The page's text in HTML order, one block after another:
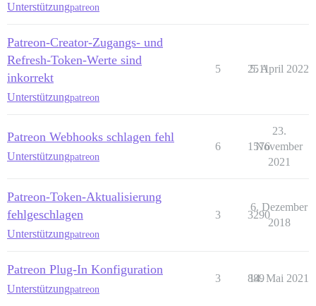
Unterstützungpatreon
Patreon-Creator-Zugangs- und
Refresh-Token-Werte sind
inkorrekt
Unterstützungpatreon
5 2511
5. April 2022
Patreon Webhooks schlagen fehl
Unterstützungpatreon
6 1576
23.
November
2021
Patreon-Token-Aktualisierung
fehlgeschlagen
Unterstützungpatreon
3 3290
6. Dezember
2018
Patreon Plug-In Konfiguration
Unterstützungpatreon
3 889
14. Mai 2021